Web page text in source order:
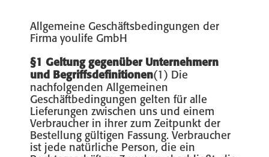
Allgemeine Geschäftsbedingungen der
Firma youlife GmbH
§1 Geltung gegenüber Unternehmern
und Begriffsdefinitionen(1) Die
nachfolgenden Allgemeinen
Geschäftbedingungen gelten für alle
Lieferungen zwischen uns und einem
Verbraucher in ihrer zum Zeitpunkt der
Bestellung gültigen Fassung. Verbraucher
ist jede natürliche Person, die ein